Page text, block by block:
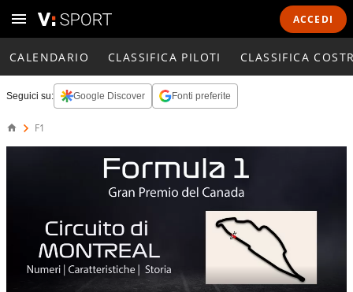
ACCEDI
CALENDARIO CLASSIFICA PILOTI CLASSIFICA
Seguici su: Google Discover Fonti preferite
F1